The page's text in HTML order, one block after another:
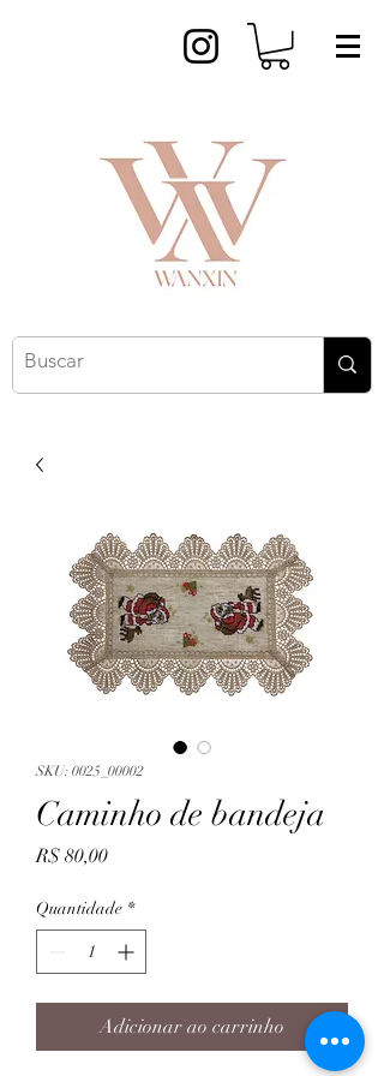
SKU: 0025_00002
Caminho de bandeja
R$ 80,00Preço
Quantidade *
Adicionar ao carrinho